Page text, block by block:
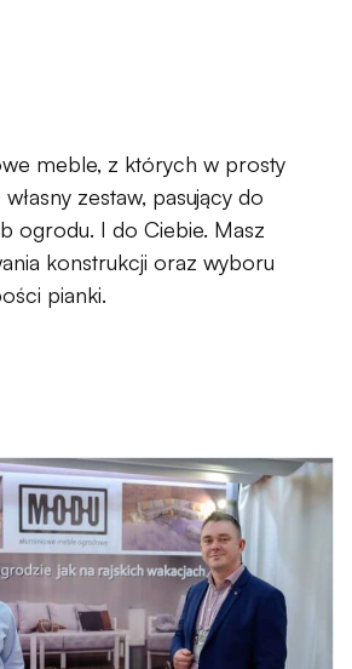
meble, z których w prosty
zestaw, pasujący do
ogrodu. I do Ciebie. Masz
konstrukcji oraz wyboru
pianki.